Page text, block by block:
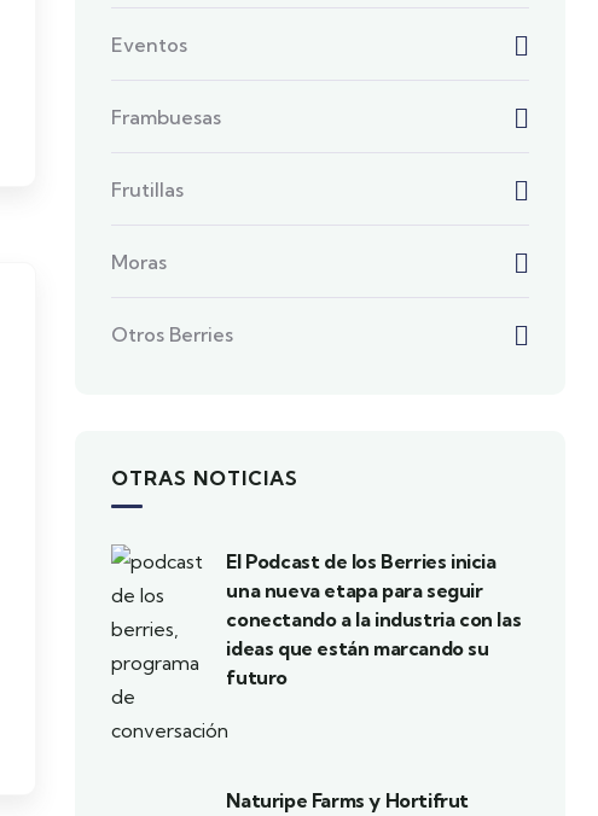
Eventos
Frambuesas
Frutillas
Moras
Otros Berries
OTRAS NOTICIAS
El Podcast de los Berries inicia
una nueva etapa para seguir
conectando a la industria con las
ideas que están marcando su
futuro
Naturipe Farms y Hortifrut